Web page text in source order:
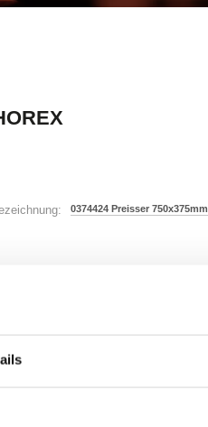
0374424 Preisser 750x375mm